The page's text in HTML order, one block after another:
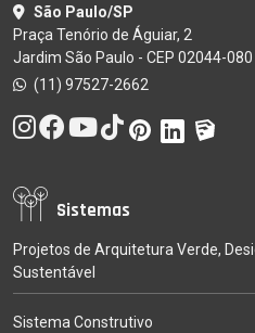
São Paulo/SP
Praça Tenório de Águiar, 2
Jardim São Paulo - CEP 02044-080
(11) 97527-2662
Sistemas
Projetos de Arquitetura Verde,
Sustentável
Sistema Construtivo